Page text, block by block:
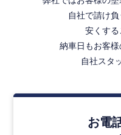
【即決ポイント】
第五輪荷重9.7t×420馬
自社で請け負
安くする
納車日もお客
自社スタ
お電